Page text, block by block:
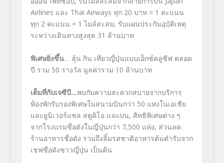
Airlines และ Thai Airways ทุก 20 บาท = 1 คะแนน
ทุก 2 คะแนน = 1 ไมล์สะสม, รับแผนประกันอุบัติเหตุ
ระหว่างเดินทางสูงสุด 31 ล้านบาท
พิเศษยิ่งขึ้น… ลุ้น กิน เที่ยวญี่ปุ่นแบบเอ็กซ์คลูซีฟ ตลอด
ปี รวม 50 รางวัล มูลค่ารวม 10 ล้านบาท
เต็มที่กับเจซีบี…พบกับความสะดวกสบายจากบริการ
ห้องพักรับรองพิเศษในสนามบินกว่า 50 แห่งในเอเชีย
และยูนิเวอร์แซล สตูดิโอ แจแปน, สิทธิพิเศษต่าง ๆ
จากโรงแรมชื่อดังในญี่ปุ่นกว่า 7,500 แห่ง, ส่วนลด
ร้านอาหารชื่อดัง รวมถึงลิ้มรสชาติอาหารต้นตำรับจาก
เชฟชื่อดังชาวญี่ปุ่น เป็นต้น